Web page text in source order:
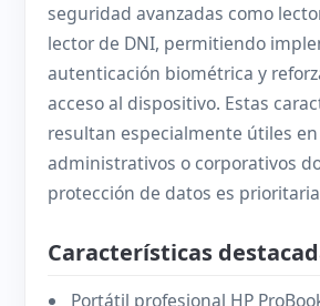
seguridad avanzadas como
lector de DNI, permitiendo
autenticación biométrica y
acceso al dispositivo. Estas
resultan especialmente útiles
administrativos o corporativos
protección de datos es
Características
Portátil profesional HP